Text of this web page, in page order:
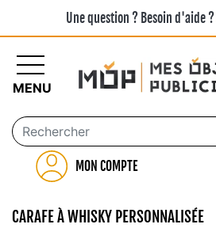
Une question ? Besoin d'aide ?
MON COMPTE
MENU
CARAFE À WHISKY PERSONNALISÉE